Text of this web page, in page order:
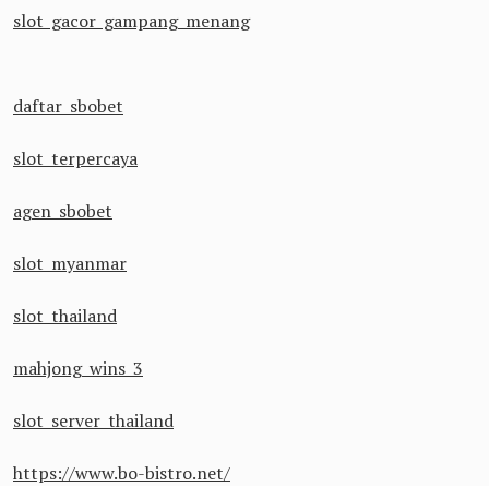
slot gacor gampang menang
daftar sbobet
slot terpercaya
agen sbobet
slot myanmar
slot thailand
mahjong wins 3
slot server thailand
https://www.bo-bistro.net/